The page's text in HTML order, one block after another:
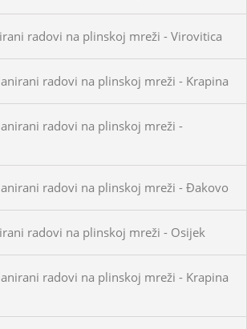
radovi na plinskoj mreži - Virovitica
radovi na plinskoj mreži - Krapina
radovi na plinskoj mreži -
radovi na plinskoj mreži - Đakovo
radovi na plinskoj mreži - Osijek
radovi na plinskoj mreži - Krapina